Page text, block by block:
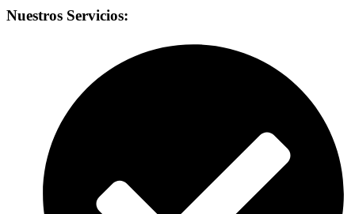
Nuestros Servicios: